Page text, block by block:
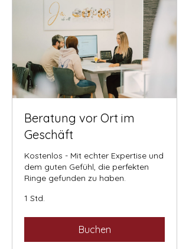
Beratung vor Ort im
Geschäft
Kostenlos - Mit echter Expertise und
dem guten Gefühl, die perfekten
Ringe gefunden zu haben.
1 Std.
Buchen